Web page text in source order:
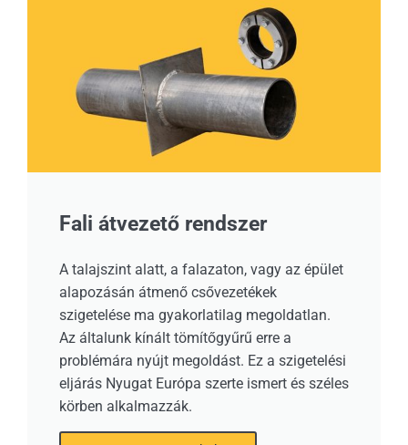
Fali átvezető rendszer
A talajszint alatt, a falazaton, vagy az épület
alapozásán átmenő csővezetékek
szigetelése ma gyakorlatilag megoldatlan.
Az általunk kínált tömítőgyűrű erre a
problémára nyújt megoldást. Ez a szigetelési
eljárás Nyugat Európa szerte ismert és széles
körben alkalmazzák.